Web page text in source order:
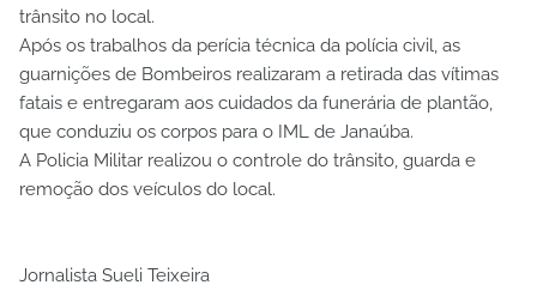
trânsito no local.
Após os trabalhos da perícia técnica da polícia civil, as
guarnições de Bombeiros realizaram a retirada das vítimas
fatais e entregaram aos cuidados da funerária de plantão,
que conduziu os corpos para o IML de Janaúba.
A Policia Militar realizou o controle do trânsito, guarda e
remoção dos veículos do local.
Jornalista Sueli Teixeira